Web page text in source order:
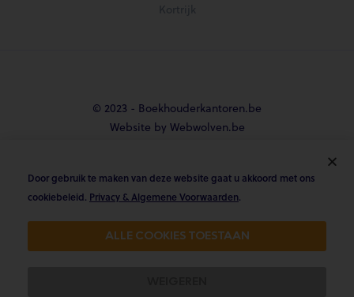
Kortrijk
© 2023 - Boekhouderkantoren.be
Website by Webwolven.be
  
Gemiddelde klantbeoordeling
4.8/5 op Trustpilot & 4.9/5 op google
Door gebruik te maken van deze website gaat u akkoord met ons
cookiebeleid. Privacy & Algemene Voorwaarden.
ALLE COOKIES TOESTAAN